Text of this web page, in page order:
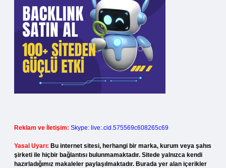
Reklam ve İletişim: Skype: live:.cid.575569c608265c69
Yasal Uyarı: Bu internet sitesi, herhangi bir marka, kurum veya şahıs
şirketi ile hiçbir bağlantısı bulunmamaktadır. Sitede yalnızca kendi
hazırladığımız makaleler paylaşılmaktadır. Burada yer alan içerikler